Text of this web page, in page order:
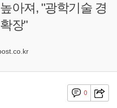
아져, "광학기술 경
장"
0